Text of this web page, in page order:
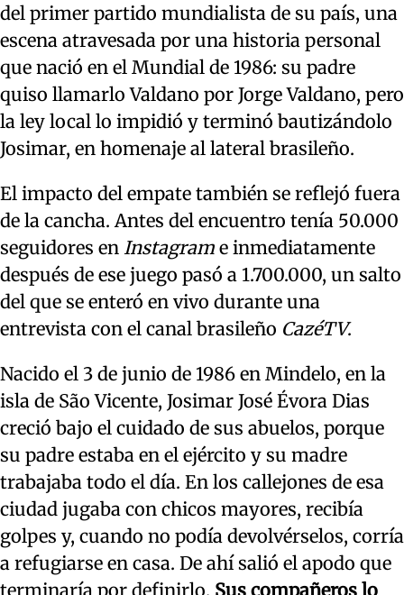
del primer partido mundialista de su país, una
escena atravesada por una historia personal
que nació en el Mundial de 1986: su padre
quiso llamarlo Valdano por Jorge Valdano, pero
la ley local lo impidió y terminó bautizándolo
Josimar, en homenaje al lateral brasileño.
El impacto del empate también se reflejó fuera
de la cancha. Antes del encuentro tenía 50.000
seguidores en Instagram e inmediatamente
después de ese juego pasó a 1.700.000, un salto
del que se enteró en vivo durante una
entrevista con el canal brasileño CazéTV.
Nacido el 3 de junio de 1986 en Mindelo, en la
isla de São Vicente, Josimar José Évora Dias
creció bajo el cuidado de sus abuelos, porque
su padre estaba en el ejército y su madre
trabajaba todo el día. En los callejones de esa
ciudad jugaba con chicos mayores, recibía
golpes y, cuando no podía devolvérselos, corría
a refugiarse en casa. De ahí salió el apodo que
terminaría por definirlo. Sus compañeros lo